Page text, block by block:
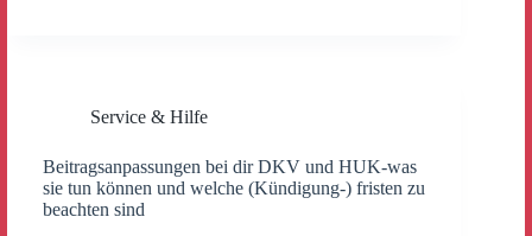
Service & Hilfe
Beitragsanpassungen bei dir DKV und HUK-was
sie tun können und welche (Kündigung-) fristen zu
beachten sind